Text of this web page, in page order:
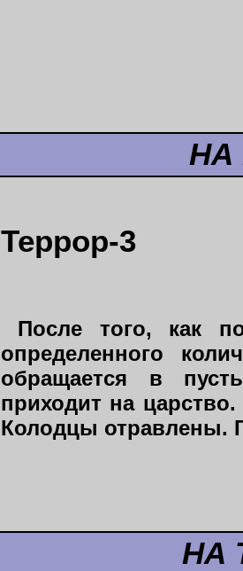
НА
Террор-3
После того, как
определенного
обращается в
приходит на
Колодцы отравлены.
НА